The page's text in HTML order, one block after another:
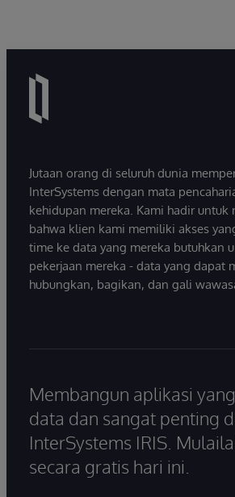
Jutaan orang di seluruh dunia
InterSystems dengan mata
kehidupan mereka. Kami hadir untuk
bahwa klien kami memiliki akses
time ke data yang mereka butuhkan
pekerjaan mereka - data yang dapat
hubungkan, bagikan, dan gali
Membangun aplikasi
data dan sangat penting
InterSystems IRIS.
secara gratis hari ini.